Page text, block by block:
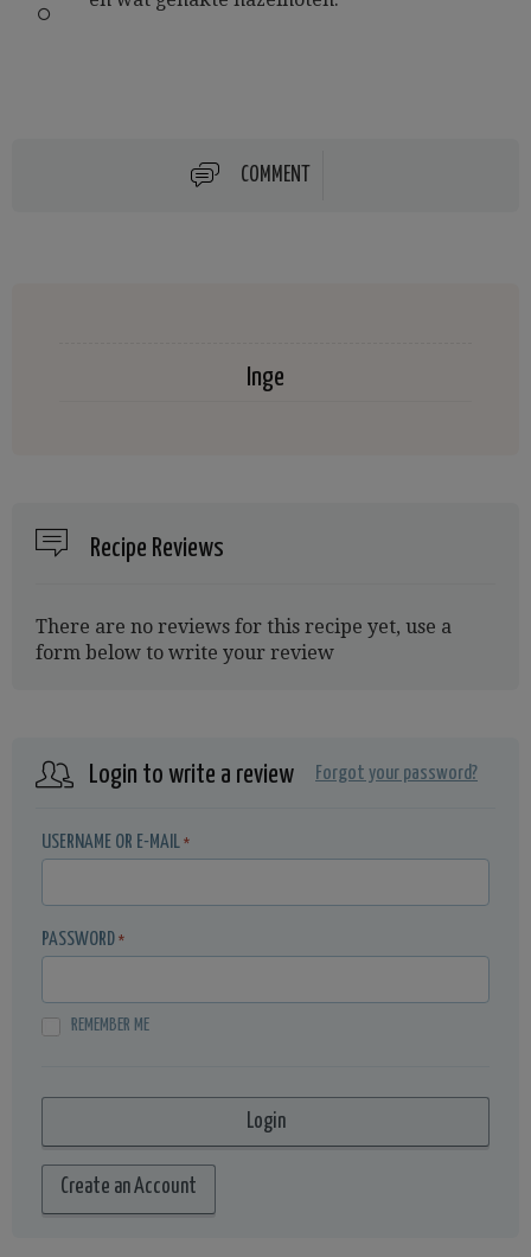
COMMENT
Inge
Recipe Reviews
There are no reviews for this recipe yet, use a
form below to write your review
Login to write a review Forgot your password?
USERNAME OR E-MAIL *
PASSWORD *
REMEMBER ME
Create an Account